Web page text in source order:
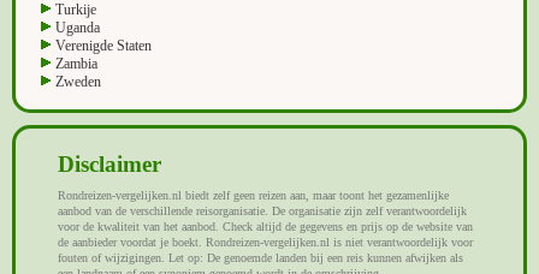
Turkije
Uganda
Verenigde Staten
Zambia
Zweden
Disclaimer
Rondreizen-vergelijken.nl biedt zelf geen reizen aan, maar toont het gezamenlijke
aanbod van de verschillende reisorganisatie. De organisatie zijn zelf verantwoordelijk
voor de kwaliteit van het aanbod. Check altijd de gegevens en prijs op de website van
de aanbieder voordat je boekt. Rondreizen-vergelijken.nl is niet verantwoordelijk voor
fouten of wijzigingen. Let op: De genoemde landen bij een reis kunnen afwijken als